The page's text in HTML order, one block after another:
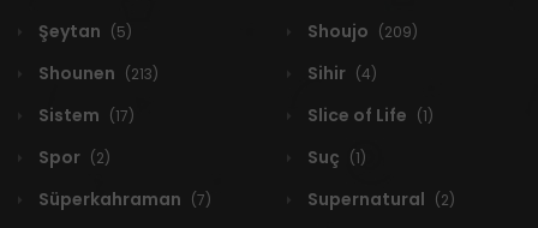
Şeytan (5) Shoujo (209)
Shounen (213) Sihir (4)
Sistem (17) Slice of Life (1)
Spor (2) Suç (1)
Süperkahraman (7) Supernatural (2)